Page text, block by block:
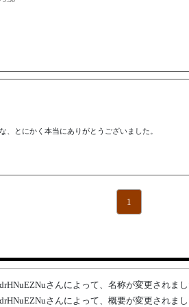
とにかく本当にありがとうございました。
1
さんによって、名称が変更されまし
さんによって、概要が変更されまし